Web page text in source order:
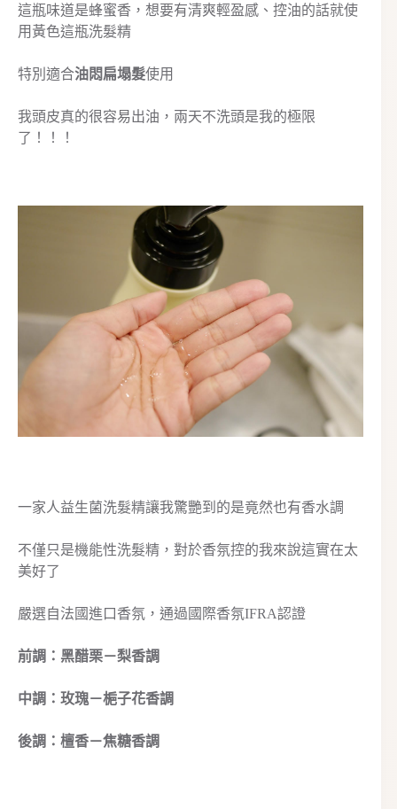
這瓶味道是蜂蜜香，想要有清爽輕盈感、控油的話就使
用黃色這瓶洗髮精
特別適合油悶扁塌髮使用
我頭皮真的很容易出油，兩天不洗頭是我的極限
了！！！
一家人益生菌洗髮精讓我驚艷到的是竟然也有香水調
不僅只是機能性洗髮精，對於香氛控的我來說這實在太
美好了
嚴選自法國進口香氛，通過國際香氛IFRA認證
前調：黑醋栗－梨香調
中調：玫瑰－梔子花香調
後調：檀香－焦糖香調